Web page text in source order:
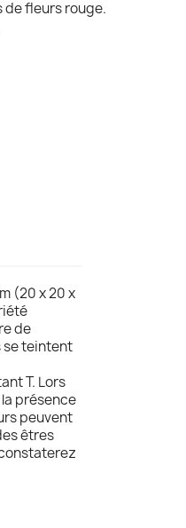
de fleurs rouge.
(20 x 20 x
de
se teintent
T. Lors
présence
peuvent
êtres